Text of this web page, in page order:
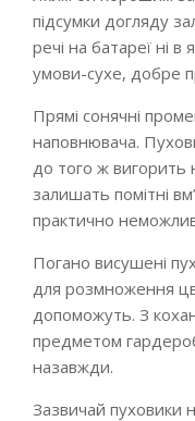
підсумки догляду
речі на батареї ні в
умови-сухе, добре
Прямі сонячні
наповнювача.
до того ж вигорить
залишать помітні
практично
Погано висушені
для розмноження
допоможуть. З
предметом
назавжди.
Зазвичай пуховики